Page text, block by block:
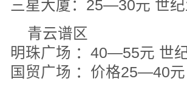
三星大厦：25—30元 世
青云谱区
明珠广场 ：40—55元 世
国贸广场 ：价格25—40